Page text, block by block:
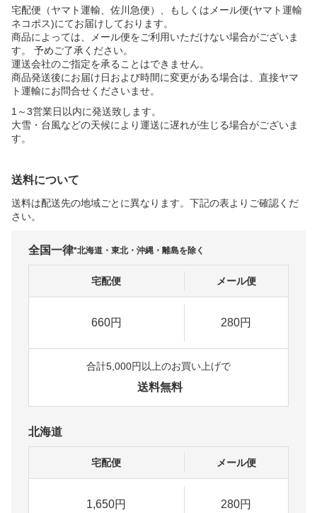
宅配便（ヤマト運輸、佐川急便）、もしくはメール便(ヤマト運輸
ネコポス)にてお届けしております。
商品によっては、メール便をご利用いただけない場合がございま
す。 予めご了承ください。
運送会社のご指定を承ることはできません。
商品発送後にお届け日および時間に変更がある場合は、直接ヤマ
ト運輸にお問合せくださいませ。
1～3営業日以内に発送致します。
大雪・台風などの天候により運送に遅れが生じる場合がございま
す。
送料について
送料は配送先の地域ごとに異なります。下記の表よりご確認くだ
さい。
全国一律*北海道・東北・沖縄・離島を除く
宅配便 メール便
660円 280円
合計5,000円以上のお買い上げで
送料無料
北海道
宅配便 メール便
1,650円 280円